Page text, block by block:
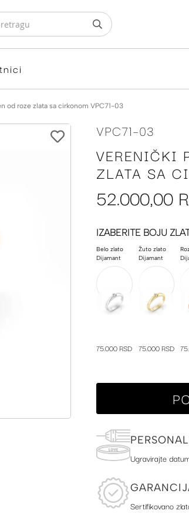
od roze zlata sa cirkonom VPC71-03
VERENIČKI
ZLATA SA
VPC71-03
52.000,00
IZABERITE BOJU
Belo zlato
Dijamant
75.000 RSD
Žuto zlato
Dijamant
75.000 RSD
Ugravirajte
Sertifikovano